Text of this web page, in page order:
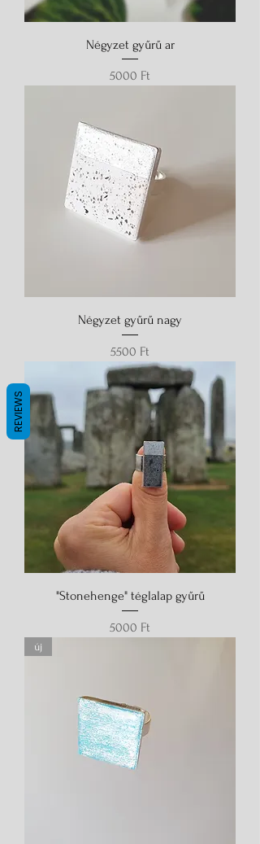
Négyzet gyűrű ar
Ár
5000 Ft
Négyzet gyűrű nagy
Ár
5500 Ft
"Stonehenge" téglalap gyűrű
Ár
5000 Ft
új
REVIEWS